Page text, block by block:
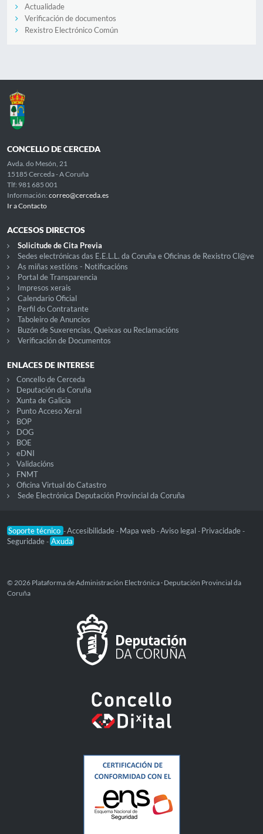
Actualidade
Verificación de documentos
Rexistro Electrónico Común
CONCELLO DE CERCEDA
Avda. do Mesón, 21
15185 Cerceda - A Coruña
Tlf: 981 685 001
Información: correo@cerceda.es
Ir a Contacto
ACCESOS DIRECTOS
Solicitude de Cita Previa
Sedes electrónicas das E.E.L.L. da Coruña e Oficinas de Rexistro Cl@ve
As miñas xestións - Notificacións
Portal de Transparencia
Impresos xerais
Calendario Oficial
Perfil do Contratante
Taboleiro de Anuncios
Buzón de Suxerencias, Queixas ou Reclamacións
Verificación de Documentos
ENLACES DE INTERESE
Concello de Cerceda
Deputación da Coruña
Xunta de Galicia
Punto Acceso Xeral
BOP
DOG
BOE
eDNI
Validacións
FNMT
Oficina Virtual do Catastro
Sede Electrónica Deputación Provincial da Coruña
Soporte técnico -Accesibilidade - Mapa web -Aviso legal - Privacidade -
Seguridade - Axuda
© 2026 Plataforma de Administración Electrónica · Deputación Provincial da
Coruña